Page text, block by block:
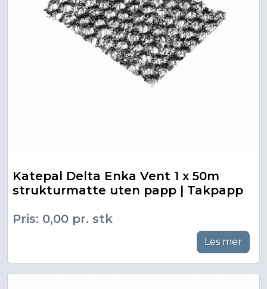
Katepal Delta Enka Vent 1 x 50m
strukturmatte uten papp | Takpapp
Pris: 0,00 pr. stk
Les mer